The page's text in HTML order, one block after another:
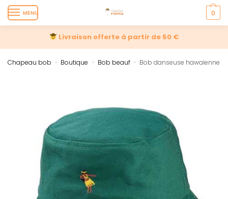
MENU 0
Livraison offerte à partir de 50 €
Chapeau bob » Boutique » Bob beauf » Bob danseuse hawaïenne